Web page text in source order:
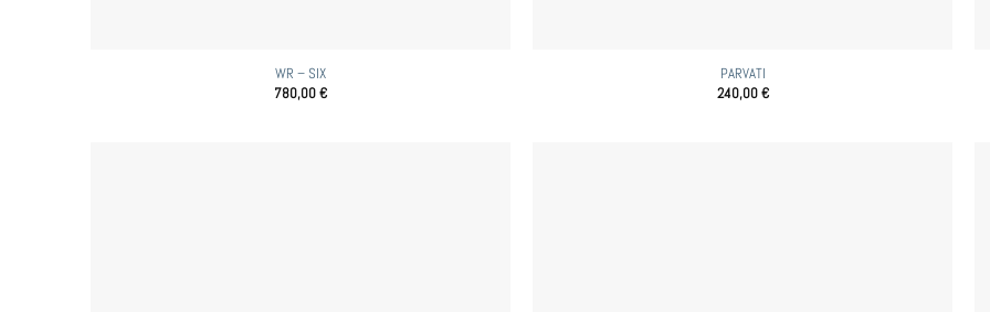
WR – SIX
780,00€
PARVATI
240,00€